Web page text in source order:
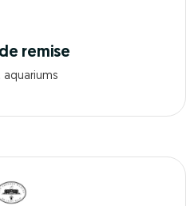
remise
aquariums